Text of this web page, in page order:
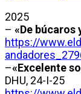
2025
– «De búcaros
https://
–«Excelente
DHU, 24-I-25